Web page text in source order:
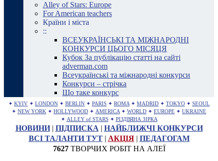
Alley of Stars: Europe
For American teachers
Країни і міста
::
ВСЕУКРАЇНСЬКІ ТА МІЖНАРОДНІ
КОНКУРСИ ЦЬОГО МІСЯЦЯ
Кубок За публікацію статті на сайті
adverman.com
Всеукраїнські та міжнародні конкурси
Конкурси – стрічка
Що таке конкурс
✦ KYIV ✦ LONDON ✦ BERLIN ✦ PARIS ✦ ROMA ✦ MADRID ✦ TOKYO ✦ SEOUL
✦ NEW YORK ✦ HOLLYWOOD ✦ AMERICA ✦ WORLD ✦ EUROPE ✦ UKRAINE
✦ ALLEY of STARS ✦ РІЗДВЯНА ЗІРКА
НОВИНИ| ПІДПИСКА | НАЙБЛИЖЧІ КОНКУРСИ
ВСІ ТАЛАНТИ ТУТ| АКЦІЯ| ПЕДАГОГАМ
7627ТВОРЧИХ РОБІТ НА АЛЕЇ